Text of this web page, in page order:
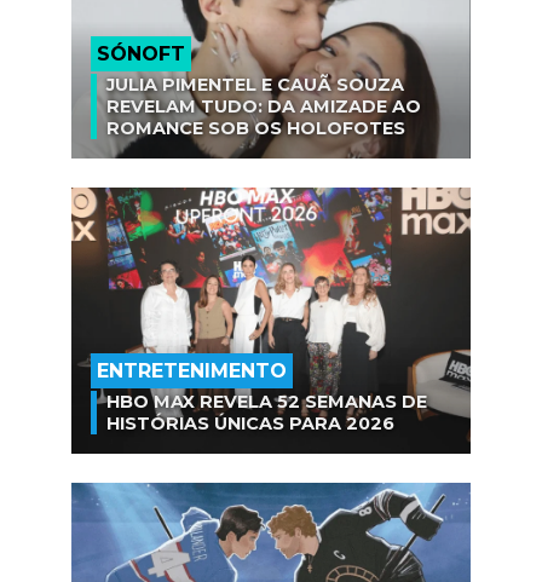
SÓNOFT
JULIA PIMENTEL E CAUÃ SOUZA
REVELAM TUDO: DA AMIZADE AO
ROMANCE SOB OS HOLOFOTES
ENTRETENIMENTO
HBO MAX REVELA 52 SEMANAS DE
HISTÓRIAS ÚNICAS PARA 2026